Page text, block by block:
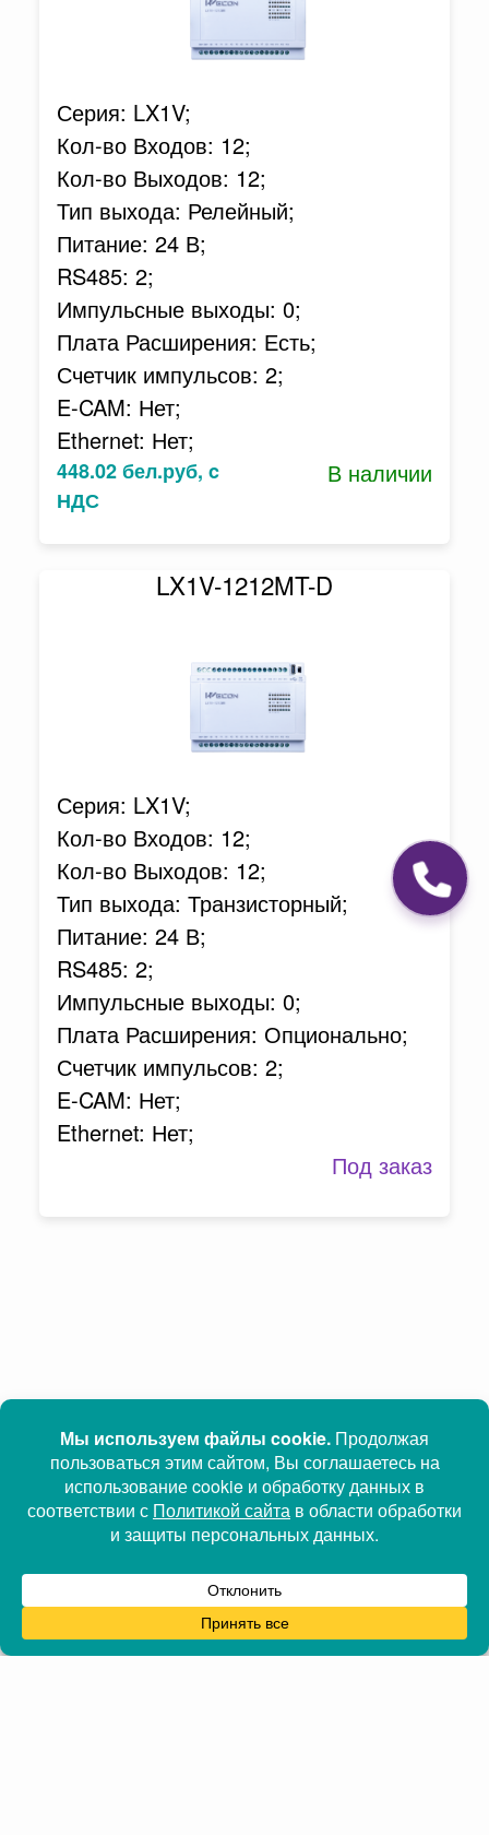
Серия: LX1V;
Кол-во Входов: 12;
Кол-во Выходов: 12;
Тип выхода: Релейный;
Питание: 24 В;
RS485: 2;
Импульсные выходы: 0;
Плата Расширения: Есть;
Счетчик импульсов: 2;
E-CAM: Нет;
Ethernet: Нет;
448.02 бел.руб, c
НДС
В наличии
LX1V-1212MT-D
Серия: LX1V;
Кол-во Входов: 12;
Кол-во Выходов: 12;
Тип выхода: Транзисторный;
Питание: 24 В;
RS485: 2;
Импульсные выходы: 0;
Плата Расширения: Опционально;
Счетчик импульсов: 2;
E-CAM: Нет;
Ethernet: Нет;
Под заказ